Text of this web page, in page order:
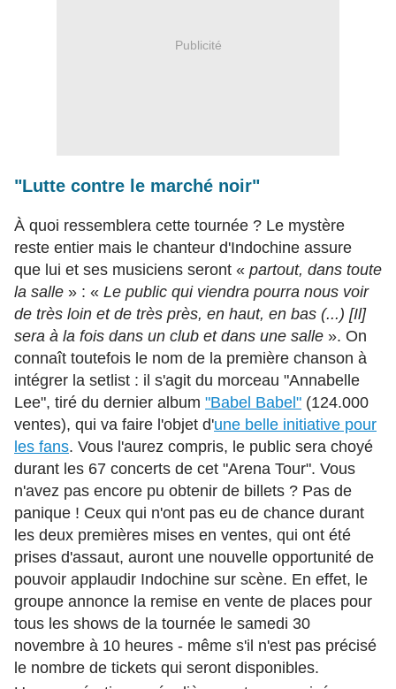
Publicité
"Lutte contre le marché noir"
À quoi ressemblera cette tournée ? Le mystère
reste entier mais le chanteur d'Indochine assure
que lui et ses musiciens seront « partout, dans toute
la salle » : « Le public qui viendra pourra nous voir
de très loin et de très près, en haut, en bas (...) [Il]
sera à la fois dans un club et dans une salle ». On
connaît toutefois le nom de la première chanson à
intégrer la setlist : il s'agit du morceau "Annabelle
Lee", tiré du dernier album "Babel Babel" (124.000
ventes), qui va faire l'objet d'une belle initiative pour
les fans. Vous l'aurez compris, le public sera choyé
durant les 67 concerts de cet "Arena Tour". Vous
n'avez pas encore pu obtenir de billets ? Pas de
panique ! Ceux qui n'ont pas eu de chance durant
les deux premières mises en ventes, qui ont été
prises d'assaut, auront une nouvelle opportunité de
pouvoir applaudir Indochine sur scène. En effet, le
groupe annonce la remise en vente de places pour
tous les shows de la tournée le samedi 30
novembre à 10 heures - même s'il n'est pas précisé
le nombre de tickets qui seront disponibles.